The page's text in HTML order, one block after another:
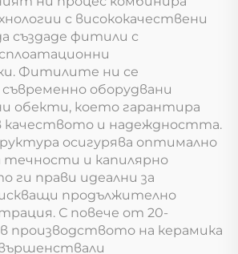
с висококачествени
създаде фитили с
Фитилите ни се
оборудвани
обекти, което гарантира
качеството и надеждността.
осигурява оптимално
течности и капилярно
ги прави идеални за
продължително
С повече от 20-
производството на керамика